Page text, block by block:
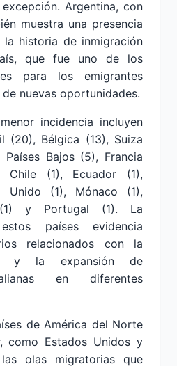
Argentina, con
muestra una presencia
la historia de inmigración
que fue uno de los
para los emigrantes
nuevas oportunidades.
incidencia incluyen
(20), Bélgica (13), Suiza
Países Bajos (5), Francia
Chile (1), Ecuador (1),
Unido (1), Mónaco (1),
(1) y Portugal (1). La
países evidencia
relacionados con la
y la expansión de
en diferentes
de América del Norte
como Estados Unidos y
olas migratorias que